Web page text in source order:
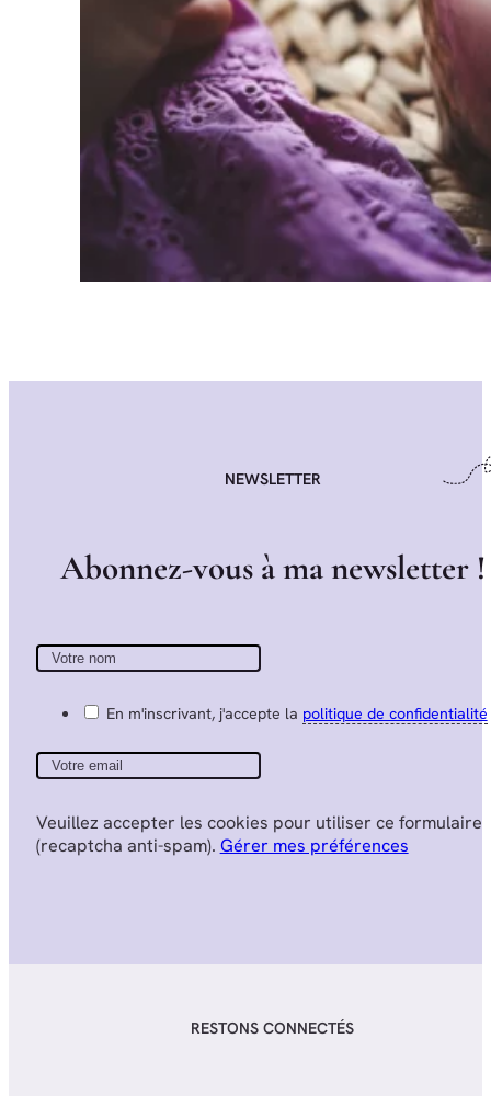
NEWSLETTER
Abonnez-vous àmanewsletter !
En m'inscrivant, j'accepte la politique de confidentialité
Veuillez accepter les cookies pour utiliser ce formulaire
(recaptcha anti-spam). Gérer mes préférences
RESTONS CONNECTÉS